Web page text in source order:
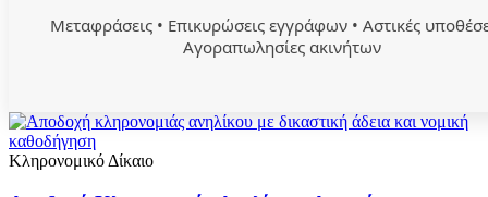
Μεταφράσεις • Επικυρώσεις εγγράφων • Αστικές
Αγοραπωλησίες ακινήτων
Κληρονομικό Δίκαιο